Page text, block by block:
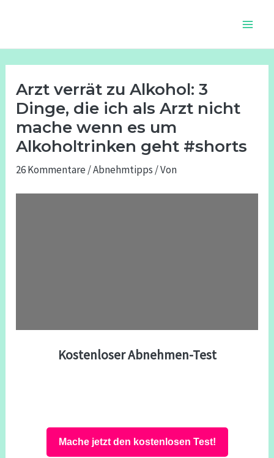
Arzt verrät zu Alkohol: 3
Dinge, die ich als Arzt nicht
mache wenn es um
Alkoholtrinken geht #shorts
26 Kommentare /Abnehmtipps / Von
Kostenloser Abnehmen-Test
Mache jetzt den kostenlosen Test!